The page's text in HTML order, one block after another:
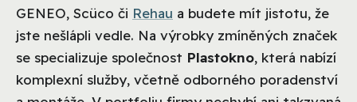
GENEO, Scüco či Rehau a budete mít jistotu, že
jste nešlápli vedle. Na výrobky zmíněných značek
se specializuje společnost Plastokno, která nabízí
komplexní služby, včetně odborného poradenství